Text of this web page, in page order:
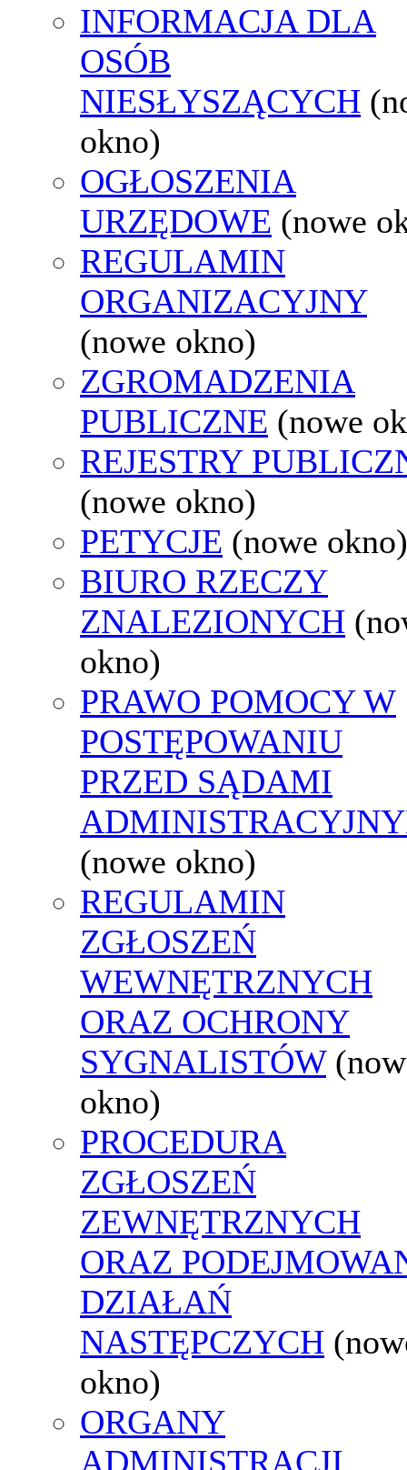
INFORMACJA DLA
OSÓB
NIESŁYSZĄCYCH
okno)
OGŁOSZENIA
URZĘDOWE (nowe
REGULAMIN
ORGANIZACYJNY
(nowe okno)
ZGROMADZENIA
PUBLICZNE (nowe
REJESTRY
(nowe okno)
PETYCJE (nowe okno)
BIURO RZECZY
ZNALEZIONYCH
okno)
PRAWO POMOCY W
POSTĘPOWANIU
PRZED SĄDAMI
(nowe okno)
REGULAMIN
ZGŁOSZEŃ
WEWNĘTRZNYCH
ORAZ OCHRONY
SYGNALISTÓW
okno)
PROCEDURA
ZGŁOSZEŃ
ZEWNĘTRZNYCH
ORAZ
DZIAŁAŃ
NASTĘPCZYCH
okno)
ORGANY
ADMINISTRACJI